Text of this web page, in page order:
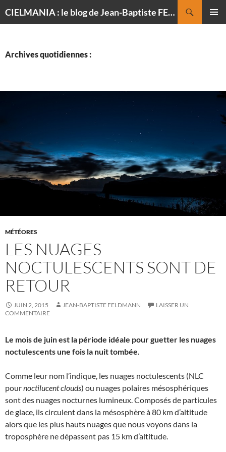
CIELMANIA : le blog de Jean-Baptiste FELDMANN, photographe du ciel
Archives quotidiennes :
MÉTÉORES
LES NUAGES
NOCTULESCENTS SONT DE
RETOUR
JUIN 2, 2015 JEAN-BAPTISTE FELDMANN
LAISSER UN
COMMENTAIRE
Le mois de juin est la période idéale pour guetter les nuages
noctulescents une fois la nuit tombée.
Comme leur nom l’indique, les nuages noctulescents (NLC
pournoctilucent clouds) ou nuages polaires mésosphériques
sont des nuages nocturnes lumineux. Composés de particules
de glace, ils circulent dans la mésosphère à 80 km d’altitude
alors que les plus hauts nuages que nous voyons dans la
troposphère ne dépassent pas 15 km d’altitude.